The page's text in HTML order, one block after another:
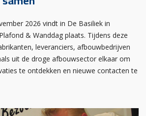
2026 vindt in De Basiliek in
& Wanddag plaats. Tijdens deze
leveranciers, afbouwbedrijven
uit de droge afbouwsector elkaar om
te ontdekken en nieuwe contacten te